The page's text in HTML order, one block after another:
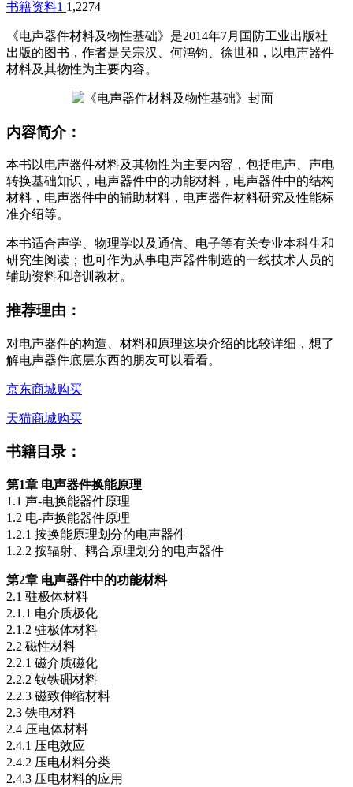
书籍资料1 1,2274
《电声器件材料及物性基础》是2014年7月国防工业出版社
出版的图书，作者是吴宗汉、何鸿钧、徐世和，以电声器件
材料及其物性为主要内容。
内容简介：
本书以电声器件材料及其物性为主要内容，包括电声、声电
转换基础知识，电声器件中的功能材料，电声器件中的结构
材料，电声器件中的辅助材料，电声器件材料研究及性能标
准介绍等。
本书适合声学、物理学以及通信、电子等有关专业本科生和
研究生阅读；也可作为从事电声器件制造的一线技术人员的
辅助资料和培训教材。
推荐理由：
对电声器件的构造、材料和原理这块介绍的比较详细，想了
解电声器件底层东西的朋友可以看看。
京东商城购买
天猫商城购买
书籍目录：
第1章 电声器件换能原理
1.1 声-电换能器件原理
1.2 电-声换能器件原理
1.2.1 按换能原理划分的电声器件
1.2.2 按辐射、耦合原理划分的电声器件
第2章 电声器件中的功能材料
2.1 驻极体材料
2.1.1 电介质极化
2.1.2 驻极体材料
2.2 磁性材料
2.2.1 磁介质磁化
2.2.2 钕铁硼材料
2.2.3 磁致伸缩材料
2.3 铁电材料
2.4 压电体材料
2.4.1 压电效应
2.4.2 压电材料分类
2.4.3 压电材料的应用